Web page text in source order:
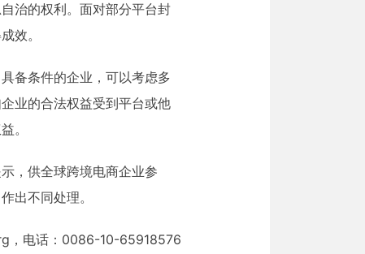
治的权利。面对部分平台封
效。
备条件的企业，可以考虑多
业的合法权益受到平台或他
。
，供全球跨境电商企业参
出不同处理。
，电话：0086-10-65918576